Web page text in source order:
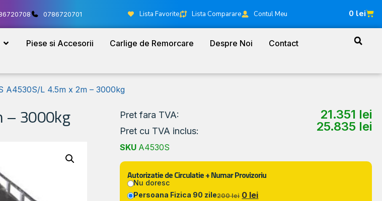
0786720701 Lista Favorite Lista Comparare Contul Meu 0 lei
Piese si Accesorii Carlige de Remorcare Despre Noi Contact
A4530S/L 4.5m x 2m – 3000kg
– 3000kg Pret fara TVA: 21.351 lei
Pret cu TVA inclus: 25.835 lei
SKU A4530S
Autorizatie de Circulatie + Numar Provizoriu
Nu doresc
Persoana Fizica 90 zile200 lei 0 lei